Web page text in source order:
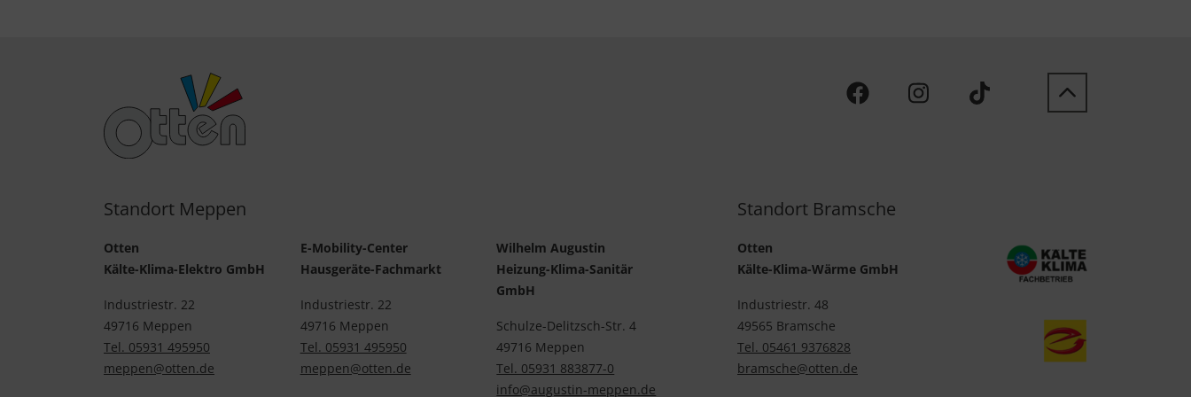
Standort Meppen
Otten
Kälte-Klima-Elektro GmbH
Industriestr. 22
49716 Meppen
Tel. 05931 495950
meppen@otten.de
E-Mobility-Center
Hausgeräte-Fachmarkt
Industriestr. 22
49716 Meppen
Tel. 05931 495950
meppen@otten.de
Wilhelm Augustin
Heizung-Klima-Sanitär
GmbH
Schulze-Delitzsch-Str. 4
49716 Meppen
Tel. 05931 883877-0
info@augustin-meppen.de
Standort Bramsche
Otten
Kälte-Klima-Wärme GmbH
Industriestr. 48
49565 Bramsche
Tel. 05461 9376828
bramsche@otten.de